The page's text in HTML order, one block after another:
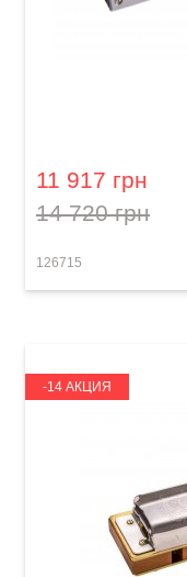
11 917 грн
14 720 грн
126715
-14 АКЦИЯ